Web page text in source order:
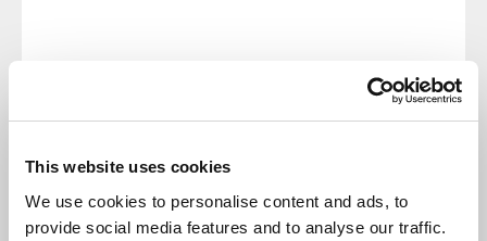
This website uses cookies
We use cookies to personalise content and ads, to
provide social media features and to analyse our traffic.
Komentarze (0)
NAPISZ KOMENTARZ